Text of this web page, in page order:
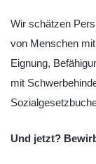
Wir schätzen
von Menschen
Eignung,
mit
Und jetzt?